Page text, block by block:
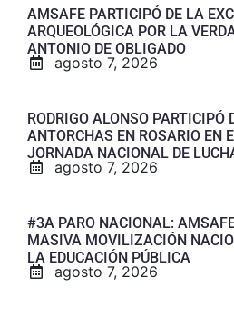
AMSAFE PARTICIPÓ DE LA
ARQUEOLÓGICA POR LA
ANTONIO DE OBLIGADO
agosto 7, 2026
RODRIGO ALONSO PARTICIPÓ
ANTORCHAS EN ROSARIO EN
JORNADA NACIONAL DE
agosto 7, 2026
#3A PARO NACIONAL:
MASIVA MOVILIZACIÓN
LA EDUCACIÓN PÚBLICA
agosto 7, 2026